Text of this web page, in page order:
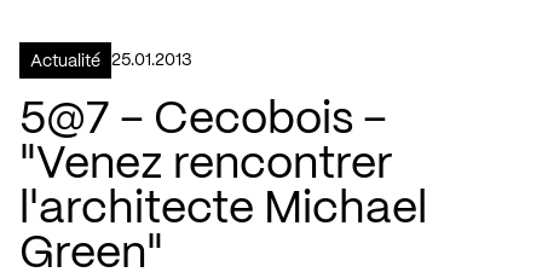
Actualité 25.01.2013
5@7 – Cecobois –
"Venez rencontrer
l'architecte Michael
Green"